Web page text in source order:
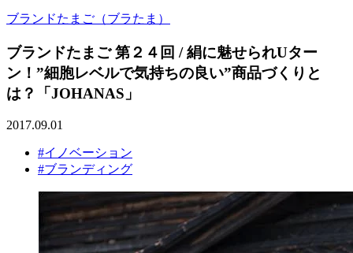
ブランドたまご（ブラたま）
ブランドたまご 第２４回 / 絹に魅せられUター
ン！”細胞レベルで気持ちの良い”商品づくりと
は？「JOHANAS」
2017.09.01
#イノベーション
#ブランディング